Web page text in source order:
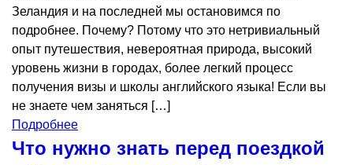
Зеландия и на последней мы остановимся по
подробнее. Почему? Потому что это нетривиальный
опыт путешествия, невероятная природа, высокий
уровень жизни в городах, более легкий процесс
получения визы и школы английского языка! Если вы
не знаете чем заняться […]
Подробнее
Что нужно знать перед поездкой